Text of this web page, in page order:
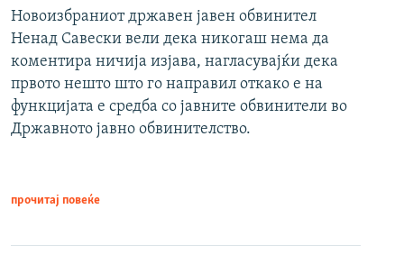
Новоизбраниот државен јавен обвинител
Ненад Савески вели дека никогаш нема да
коментира ничија изјава, нагласувајќи дека
првото нешто што го направил откако е на
функцијата е средба со јавните обвинители во
Државното јавно обвинителство.
прочитај повеќе